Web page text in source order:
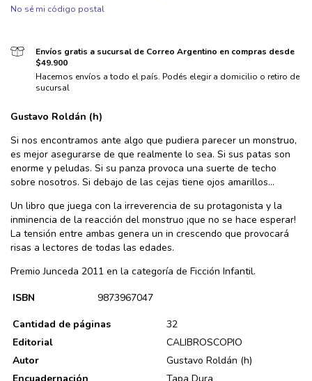
No sé mi código postal
Envíos gratis a sucursal de Correo Argentino en compras desde
$49.900
Hacemos envíos a todo el país. Podés elegir a domicilio o retiro de
sucursal
Gustavo Roldán (h)
Si nos encontramos ante algo que pudiera parecer un monstruo,
es mejor asegurarse de que realmente lo sea. Si sus patas son
enorme y peludas. Si su panza provoca una suerte de techo
sobre nosotros. Si debajo de las cejas tiene ojos amarillos…
Un libro que juega con la irreverencia de su protagonista y la
inminencia de la reacción del monstruo ¡que no se hace esperar!
La tensión entre ambas genera un in crescendo que provocará
risas a lectores de todas las edades.
Premio Junceda 2011 en la categoría de Ficción Infantil.
ISBN
9873967047
Cantidad de páginas
32
Editorial
CALIBROSCOPIO
Autor
Gustavo Roldán (h)